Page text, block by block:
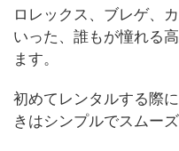
ロレックス、ブレゲ、
いった、誰もが憧れる
ます。
初めてレンタルする際
きはシンプルでスムー